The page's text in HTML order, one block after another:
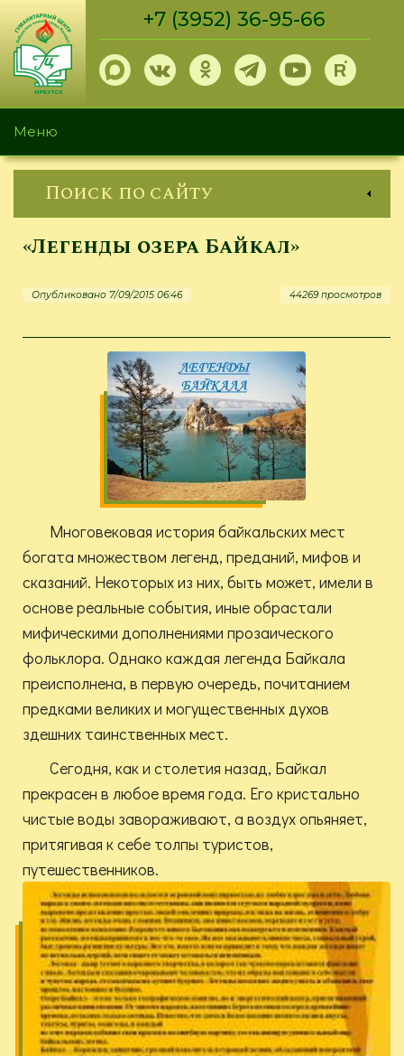
Перейти
основному
содержанию
+7 (3952) 36-95-66
Меню
Поиск по сайту
«Легенды озера Байкал»
Опубликовано 7/09/2015 06:46 44269 просмотров
Многовековая история байкальских мест
богата множеством легенд, преданий, мифов и
сказаний. Некоторых из них, быть может, имели в
основе реальные события, иные обрастали
мифическими дополнениями прозаического
фольклора. Однако каждая легенда Байкала
преисполнена, в первую очередь, почитанием
предками великих и могущественных духов
здешних таинственных мест.
Сегодня, как и столетия назад, Байкал
прекрасен в любое время года. Его кристально
чистые воды завораживают, а воздух опьяняет,
притягивая к себе толпы туристов,
путешественников.